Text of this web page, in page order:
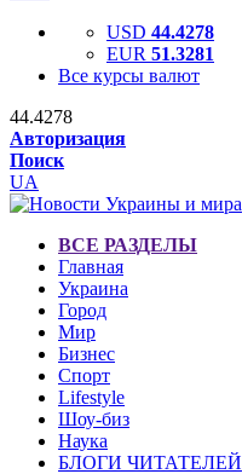
USD 44.4278
EUR 51.3281
Все курсы валют
44.4278
Авторизация
Поиск
UA
ВСЕ РАЗДЕЛЫ
Главная
Украина
Город
Мир
Бизнес
Спорт
Lifestyle
Шоу-биз
Наука
БЛОГИ ЧИТАТЕЛЕЙ